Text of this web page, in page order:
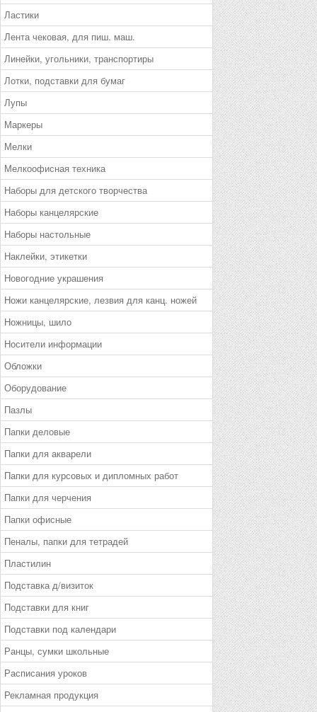
Ластики
Лента чековая, для пиш. маш.
Линейки, угольники, транспортиры
Лотки, подставки для бумаг
Лупы
Маркеры
Мелки
Мелкоофисная техника
Наборы для детского творчества
Наборы канцелярские
Наборы настольные
Наклейки, этикетки
Новогодние украшения
Ножи канцелярские, лезвия для канц. ножей
Ножницы, шило
Носители информации
Обложки
Оборудование
Пазлы
Папки деловые
Папки для акварели
Папки для курсовых и дипломных работ
Папки для черчения
Папки офисные
Пеналы, папки для тетрадей
Пластилин
Подставка д/визиток
Подставки для книг
Подставки под календари
Ранцы, сумки школьные
Расписания уроков
Рекламная продукция